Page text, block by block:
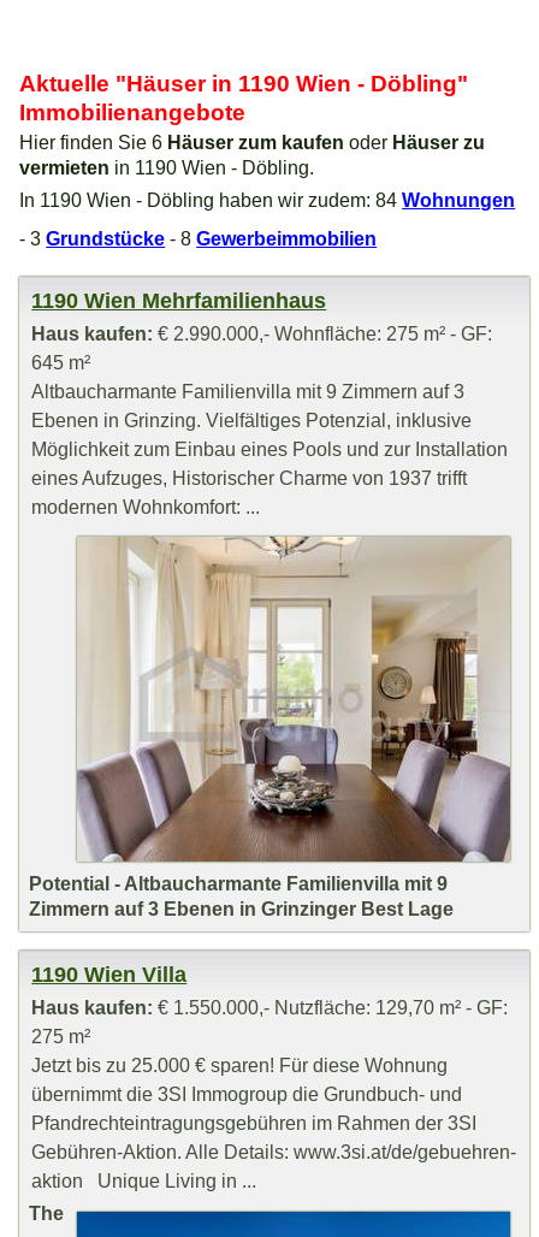
Aktuelle "Häuser in 1190 Wien - Döbling"
Immobilienangebote
Hier finden Sie 6 Häuser zum kaufen oder Häuser zu
vermieten in 1190 Wien - Döbling.
In 1190 Wien - Döbling haben wir zudem: 84Wohnungen
- 3Grundstücke - 8Gewerbeimmobilien
1190 Wien Mehrfamilienhaus
Haus kaufen: € 2.990.000,- Wohnfläche: 275 m² - GF:
645 m²
Altbaucharmante Familienvilla mit 9 Zimmern auf 3
Ebenen in Grinzing. Vielfältiges Potenzial, inklusive
Möglichkeit zum Einbau eines Pools und zur Installation
eines Aufzuges, Historischer Charme von 1937 trifft
modernen Wohnkomfort: ...
Potential - Altbaucharmante Familienvilla mit 9
Zimmern auf 3 Ebenen in Grinzinger Best Lage
1190 Wien Villa
Haus kaufen: € 1.550.000,- Nutzfläche: 129,70 m² - GF:
275 m²
Jetzt bis zu 25.000 € sparen! Für diese Wohnung
übernimmt die 3SI Immogroup die Grundbuch- und
Pfandrechteintragungsgebühren im Rahmen der 3SI
Gebühren-Aktion. Alle Details: www.3si.at/de/gebuehren-
aktion Unique Living in ...
The